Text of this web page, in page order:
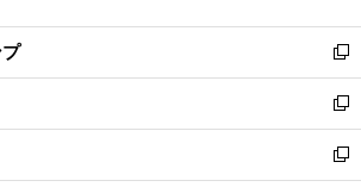
開
く
新
し
い
ウ
ィ
ン
新
し
い
新